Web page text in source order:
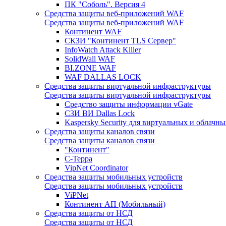
ПК "Соболь". Версия 4
Средства защиты веб-приложений WAF
Средства защиты веб-приложений WAF
Континент WAF
СКЗИ "Континент TLS Сервер"
InfoWatch Attack Killer
SolidWall WAF
BI.ZONE WAF
WAF DALLAS LOCK
Средства защиты виртуальной инфраструктуры
Средства защиты виртуальной инфраструктуры
Средство защиты информации vGate
СЗИ ВИ Dallas Lock
Kaspersky Security для виртуальных и
Средства защиты каналов связи
Средства защиты каналов связи
"Континент"
С-Терра
VipNet Coordinator
Средства защиты мобильных устройств
Средства защиты мобильных устройств
ViPNet
Континент АП (Мобильный)
Средства защиты от НСД
Средства защиты от НСД